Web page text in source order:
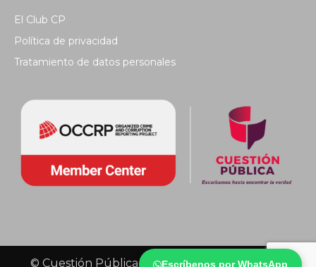
Escríbenos por WhatsApp
El Club CP
Política de privacidad
Tratamiento de datos personales
© Cuestión Pública 2018 - Todos los derechos